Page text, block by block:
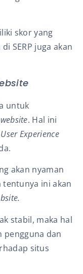
skor yang
SERP juga akan
untuk
website. Hal ini
User Experience
akan nyaman
tentunya ini akan
stabil, maka hal
pengguna dan
situs